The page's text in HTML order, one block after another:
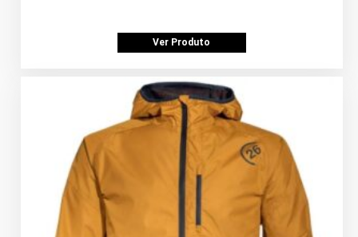
Ver Produto